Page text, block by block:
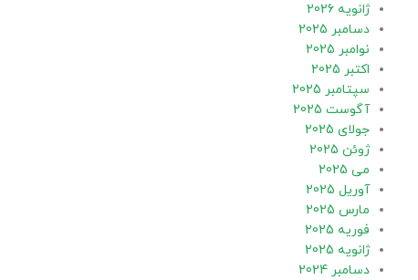
ژانویه 2026
دسامبر 2025
نوامبر 2025
اکتبر 2025
سپتامبر 2025
آگوست 2025
جولای 2025
ژوئن 2025
می 2025
آوریل 2025
مارس 2025
فوریه 2025
ژانویه 2025
دسامبر 2024